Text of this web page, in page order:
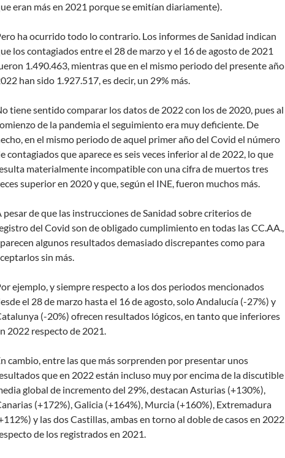
eran más en 2021 porque se emitían diariamente).
ha ocurrido todo lo contrario. Los informes de Sanidad indican
los contagiados entre el 28 de marzo y el 16 de agosto de 2021
1.490.463, mientras que en el mismo periodo del presente año
han sido 1.927.517, es decir, un 29% más.
tiene sentido comparar los datos de 2022 con los de 2020, pues al
de la pandemia el seguimiento era muy deficiente. De
en el mismo periodo de aquel primer año del Covid el número
contagiados que aparece es seis veces inferior al de 2022, lo que
materialmente incompatible con una cifra de muertos tres
superior en 2020 y que, según el INE, fueron muchos más.
pesar de que las instrucciones de Sanidad sobre criterios de
del Covid son de obligado cumplimiento en todas las CC.AA.,
algunos resultados demasiado discrepantes como para
sin más.
ejemplo, y siempre respecto a los dos periodos mencionados
el 28 de marzo hasta el 16 de agosto, solo Andalucía (-27%) y
(-20%) ofrecen resultados lógicos, en tanto que inferiores
2022 respecto de 2021.
cambio, entre las que más sorprenden por presentar unos
que en 2022 están incluso muy por encima de la discutible
global de incremento del 29%, destacan Asturias (+130%),
(+172%), Galicia (+164%), Murcia (+160%), Extremadura
y las dos Castillas, ambas en torno al doble de casos en 2022
de los registrados en 2021.